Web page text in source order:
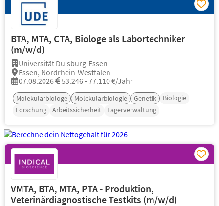
BTA, MTA, CTA, Biologe als Labortechniker
(m/w/d)
Universität Duisburg-Essen
Essen, Nordrhein-Westfalen
07.08.2026
53.246 - 77.110 €/Jahr
Molekularbiologe Molekularbiologie Genetik
Biologie
Forschung
Arbeitssicherheit Lagerverwaltung
VMTA, BTA, MTA, PTA - Produktion,
Veterinärdiagnostische Testkits (m/w/d)